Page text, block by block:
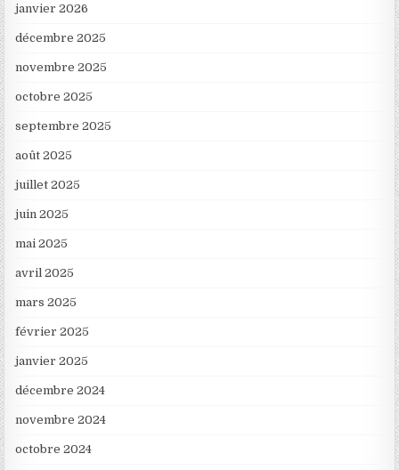
janvier 2026
décembre 2025
novembre 2025
octobre 2025
septembre 2025
août 2025
juillet 2025
juin 2025
mai 2025
avril 2025
mars 2025
février 2025
janvier 2025
décembre 2024
novembre 2024
octobre 2024